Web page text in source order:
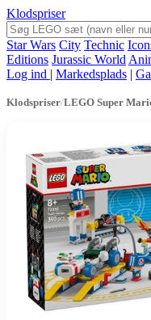
Klodspriser
Star Wars City Technic
Editions Jurassic World
Log ind | Markedsplads |
Klodspriser/LEGO Super